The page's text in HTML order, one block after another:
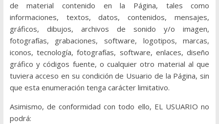
de material contenido en la Página, tales como
informaciones, textos, datos, contenidos, mensajes,
gráficos, dibujos, archivos de sonido y/o imagen,
fotografías, grabaciones, software, logotipos, marcas,
iconos, tecnología, fotografías, software, enlaces, diseño
gráfico y códigos fuente, o cualquier otro material al que
tuviera acceso en su condición de Usuario de la Página, sin
que esta enumeración tenga carácter limitativo.
Asimismo, de conformidad con todo ello, EL USUARIO no
podrá: